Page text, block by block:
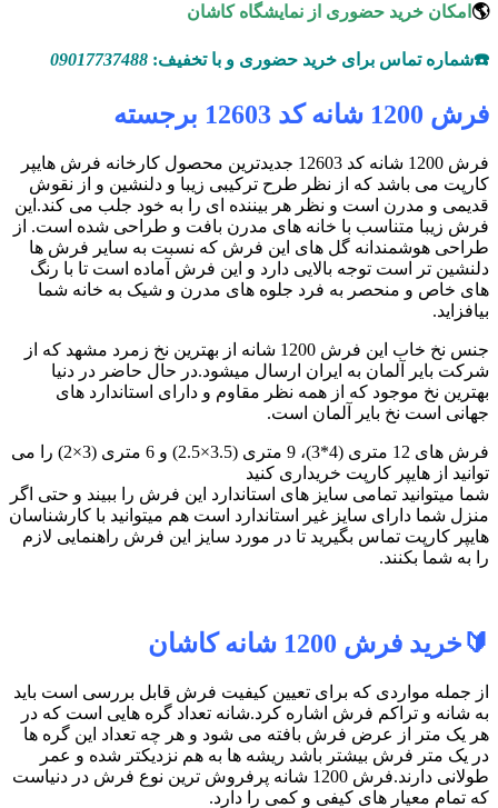
🌎 امکان خرید حضوری از نمایشگاه کاشان
☎️شماره تماس برای خرید حضوری و با تخفیف: 09017737488
فرش 1200 شانه کد 12603 برجسته
فرش 1200 شانه کد 12603 جدیدترین محصول کارخانه فرش هایپر
کارپت می باشد که از نظر طرح ترکیبی زیبا و دلنشین و از نقوش
قدیمی و مدرن است و نظر هر بیننده ای را به خود جلب می کند.این
فرش زیبا متناسب با خانه های مدرن بافت و طراحی شده است. از
طراحی هوشمندانه گل های این فرش که نسبت به سایر فرش ها
دلنشین تر است توجه بالایی دارد و این فرش آماده است تا با رنگ
های خاص و منحصر به فرد جلوه های مدرن و شیک به خانه شما
بیافزاید.
جنس نخ خاب این فرش 1200 شانه از بهترین نخ زمرد مشهد که از
شرکت بایر آلمان به ایران ارسال میشود.در حال حاضر در دنیا
بهترین نخ موجود که از همه نظر مقاوم و دارای استاندارد های
جهانی است نخ بایر آلمان است.
فرش های 12 متری (4*3)، 9 متری (3.5×2.5) و 6 متری (3×2) را می
توانید از هایپر کارپت خریداری کنید
شما میتوانید تمامی سایز های استاندارد این فرش را ببیند و حتی اگر
منزل شما دارای سایز غیر استاندارد است هم میتوانید با کارشناسان
هایپر کارپت تماس بگیرید تا در مورد سایز این فرش راهنمایی لازم
را به شما بکنند.
🔰خرید فرش 1200 شانه کاشان
از جمله مواردی که برای تعیین کیفیت فرش قابل بررسی است باید
به شانه و تراکم فرش اشاره کرد.شانه تعداد گره هایی است که در
هر یک متر از عرض فرش بافته می شود و هر چه تعداد این گره ها
در یک متر فرش بیشتر باشد ریشه ها به هم نزدیکتر شده و عمر
طولانی دارند.فرش 1200 شانه پرفروش ترین نوع فرش در دنیاست
که تمام معیار های کیفی و کمی را دارد.